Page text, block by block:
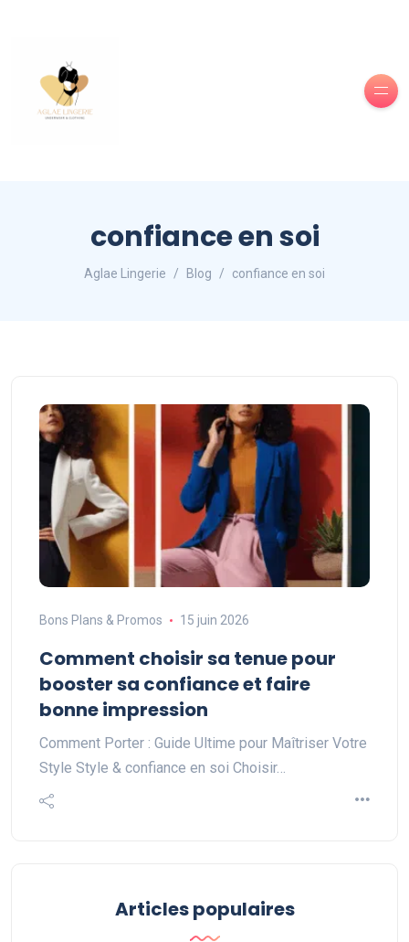
confiance en soi
Aglae Lingerie Blog confiance en soi
Bons Plans & Promos 15 juin 2026
Comment choisir sa tenue pour
booster sa confiance et faire
bonne impression
Comment Porter : Guide Ultime pour Maîtriser Votre
Style Style & confiance en soi Choisir…
Articles populaires